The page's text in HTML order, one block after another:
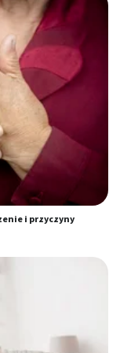
i przyczyny